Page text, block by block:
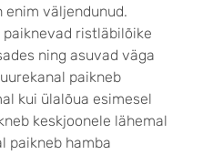
enim väljendunud.
ristläbilõike
ning asuvad väga
paikneb
kui ülalõua esimesel
keskjoonele lähemal
paikneb hamba